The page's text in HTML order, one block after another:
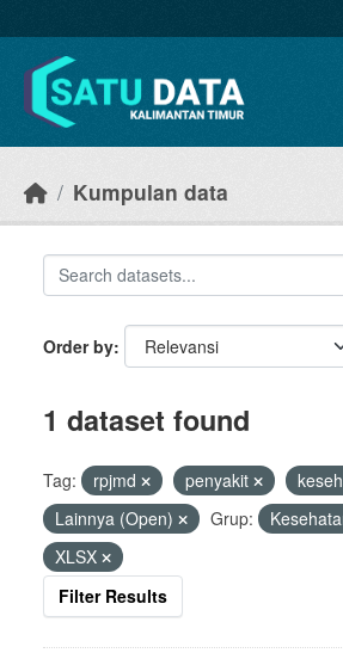
Kumpulan data
Order by
1 dataset found
Tag: rpjmd penyakit
Lainnya (Open)
Grup:
XLSX
Filter Results